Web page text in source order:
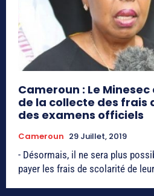
Cameroun : Le
de la collecte des frais
des examens officiels
Cameroun 29 Juillet, 2019
- Désormais, il ne sera plus
payer les frais de scolarité de